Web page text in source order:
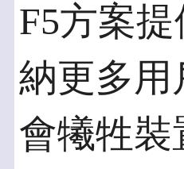
F5方案
納更多用
會犧牲裝